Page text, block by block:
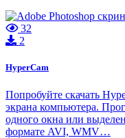
32
2
HyperCam
Попробуйте скачать
экрана компьютера.
одного окна или
формате AVI, WMV…